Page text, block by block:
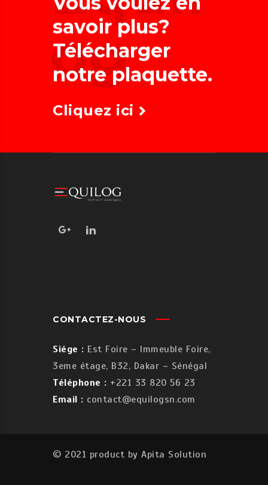
og
savoir plus?
Télécharger
notre plaquette.
Cliquez ici
CONTACTEZ-NOUS
Siége : Est Foire – Immeuble Foire,
3eme étage, B32, Dakar – Sénégal
Téléphone : +221 33 820 56 23
Email : contact@equilogsn.com
© 2021 product by Apita Solution